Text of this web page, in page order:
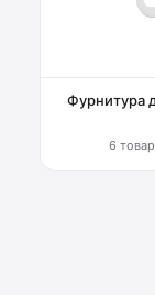
Фурнитура
6